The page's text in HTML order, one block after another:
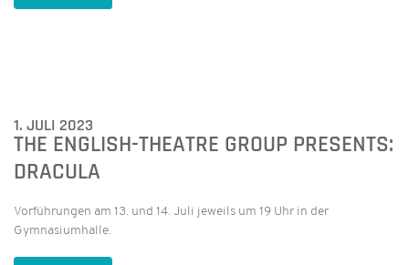
1. JULI 2023
THE ENGLISH-THEATRE GROUP PRESENTS:
DRACULA
Vorführungen am 13. und 14. Juli jeweils um 19 Uhr in der
Gymnasiumhalle.